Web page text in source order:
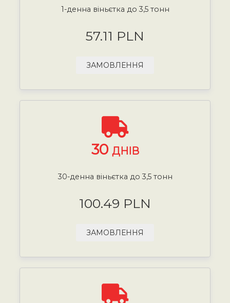
1-денна віньєтка до 3,5 тонн
57.11 PLN
ЗАМОВЛЕННЯ
30 ДНІВ
30-денна віньєтка до 3,5 тонн
100.49 PLN
ЗАМОВЛЕННЯ